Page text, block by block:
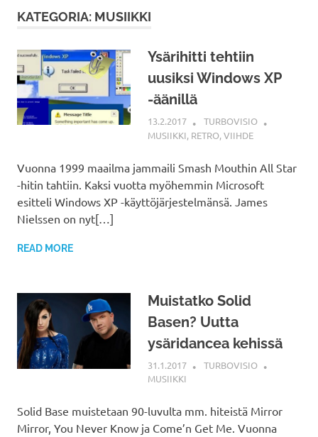
KATEGORIA: MUSIIKKI
Ysärihitti tehtiin
uusiksi Windows XP
-äänillä
13.2.2017
TURBOVISIO
MUSIIKKI, RETRO,VIIHDE
Vuonna 1999 maailma jammaili Smash Mouthin All Star
-hitin tahtiin. Kaksi vuotta myöhemmin Microsoft
esitteli Windows XP -käyttöjärjestelmänsä. James
Nielssen on nyt[…]
READ MORE
Muistatko Solid
Basen? Uutta
ysäridancea kehissä
31.1.2017
TURBOVISIO
MUSIIKKI
Solid Base muistetaan 90-luvulta mm. hiteistä Mirror
Mirror, You Never Know ja Come’n Get Me. Vuonna